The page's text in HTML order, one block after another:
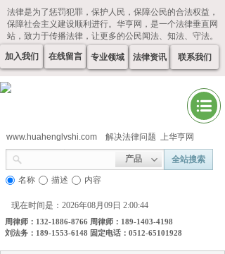
法律是为了惩罚犯罪，保护人民，保障公民的合法权益，
保障社会主义建设顺利进行。华亨网，是一个法律垂直网
站，致力于传播法律，让更多的公民闻法、知法、守法。
在线留言 专业领域 法律资讯 联系我们
加入我们
产品 全站搜索
名称 描述 内容
现在时间是：2026年08月09日 2:00:45
www.huahenglvshi.com 解决法律问题 上华亨网
周律师：132-1886-8766 周律师：189-1403-4198
刘法务：189-1553-6148 固定电话：0512-65101928